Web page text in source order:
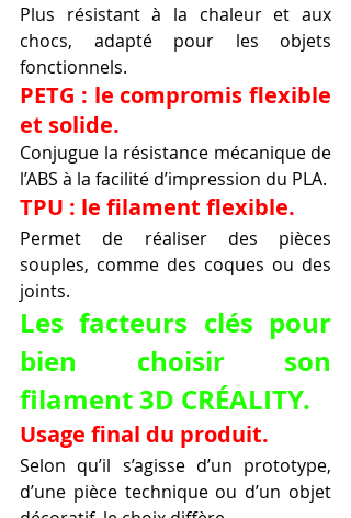
Plus résistant à la chaleur et aux
chocs, adapté pour les objets
fonctionnels.
PETG : le compromis flexible
et solide.
Conjugue la résistance mécanique de
l’ABS à la facilité d’impression du PLA.
TPU : le filament flexible.
Permet de réaliser des pièces
souples, comme des coques ou des
joints.
Les facteurs clés pour
bien choisir son
filament 3D CRÉALITY.
Usage final du produit.
Selon qu’il s’agisse d’un prototype,
d’une pièce technique ou d’un objet